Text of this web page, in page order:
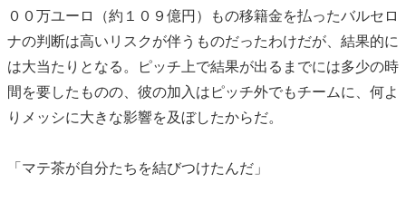
００万ユーロ（約１０９億円）もの移籍金を払ったバルセロ
ナの判断は高いリスクが伴うものだったわけだが、結果的に
は大当たりとなる。ピッチ上で結果が出るまでには多少の時
間を要したものの、彼の加入はピッチ外でもチームに、何よ
りメッシに大きな影響を及ぼしたからだ。
「マテ茶が自分たちを結びつけたんだ」